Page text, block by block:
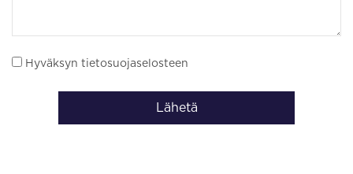
Hyväksyn tietosuojaselosteen
Lähetä